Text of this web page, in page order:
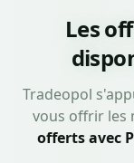
Les
Tradeopol
vous offrir les
offerts avec